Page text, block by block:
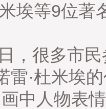
埃等9位
很多市民
雷·杜米埃
画中人物表